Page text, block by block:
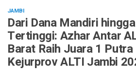
JAMBI
Dari Dana Mandiri
Tertinggi: Azhar Antar
Barat Raih Juara 1
Kejurprov ALTI Jambi